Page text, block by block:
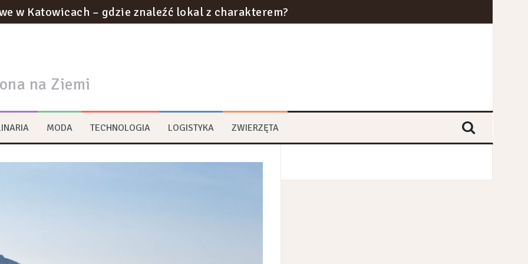
w Katowicach – gdzie znaleźć lokal z charakterem?
podziemnym: innowacje w tunelach metra i kolei dużych prędkości
na strategie zrównoważonego rozwoju w logistyce branż przemysłowych
na transformację przestrzeni miejskich?
multimedialne
na Ziemi
MODA TECHNOLOGIA LOGISTYKA ZWIERZĘTA